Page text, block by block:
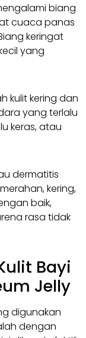
biang
cuaca panas
keringat
yang
kulit kering dan
yang terlalu
keras, atau
dermatitis
kering,
baik,
rasa tidak
Bayi
Jelly
digunakan
dengan